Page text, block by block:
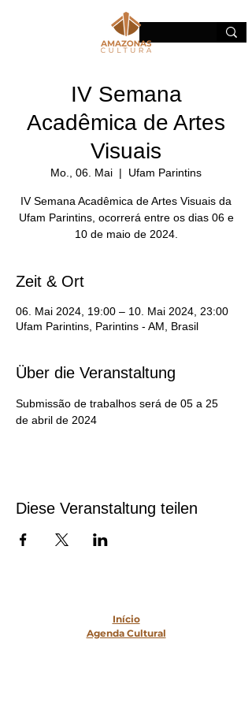
IV Semana
Acadêmica de Artes
Visuais
Mo., 06. Mai
  |
Ufam Parintins
IV Semana Acadêmica de Artes Visuais da
Ufam Parintins, ocorrerá entre os dias 06 e
10 de maio de 2024.
Zeit & Ort
06. Mai 2024, 19:00 – 10. Mai 2024, 23:00
Ufam Parintins, Parintins - AM, Brasil
Über die Veranstaltung
Submissão de trabalhos será de 05 a 25
de abril de 2024
Diese Veranstaltung teilen
Início
Agenda Cultural